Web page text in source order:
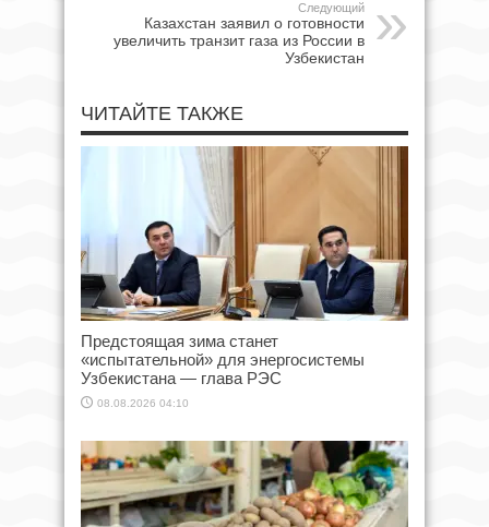
Следующий
Казахстан заявил о готовности
увеличить транзит газа из России в
Узбекистан
ЧИТАЙТЕ ТАКЖЕ
Предстоящая зима станет
«испытательной» для энергосистемы
Узбекистана — глава РЭС
08.08.2026 04:10